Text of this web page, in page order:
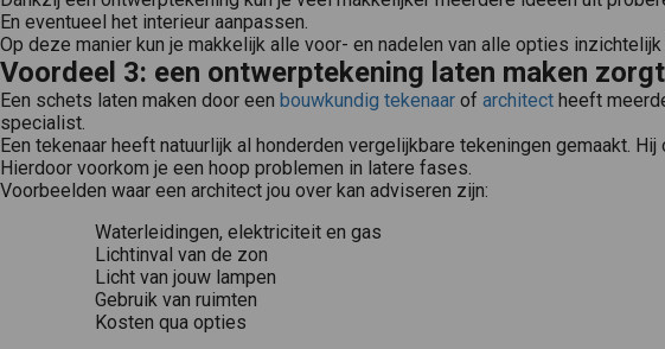
En eventueel het interieur aanpassen.
Op deze manier kun je makkelijk alle voor- en nadelen van alle opties inzichtelijk
Voordeel 3: een ontwerptekening laten maken
Een schets laten maken door een bouwkundig tekenaar of architect heeft
specialist.
Een tekenaar heeft natuurlijk al honderden vergelijkbare tekeningen gemaakt.
Hierdoor voorkom je een hoop problemen in latere fases.
Voorbeelden waar een architect jou over kan adviseren zijn:
Waterleidingen, elektriciteit en gas
Lichtinval van de zon
Licht van jouw lampen
Gebruik van ruimten
Kosten qua opties